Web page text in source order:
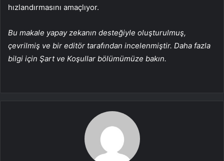
hızlandırmasını amaçlıyor.
Bu makale yapay zekanın desteğiyle oluşturulmuş,
çevrilmiş ve bir editör tarafından incelenmiştir. Daha fazla
bilgi için Şart ve Koşullar bölümümüze bakın.